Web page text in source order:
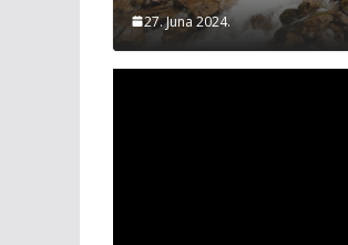
27. Juna 2024.